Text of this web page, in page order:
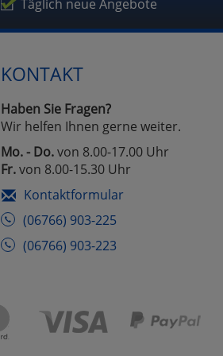
Täglich neue Angebote
KONTAKT
Haben Sie Fragen?
Wir helfen Ihnen gerne weiter.
Mo. - Do.von 8.00-17.00 Uhr
Fr.von 8.00-15.30 Uhr
Kontaktformular
(06766) 903-225
(06766) 903-223